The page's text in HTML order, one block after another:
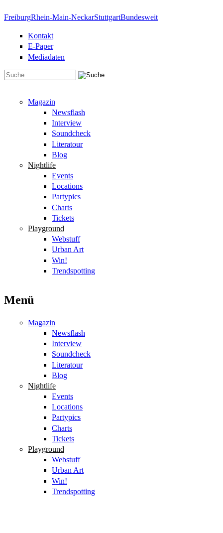
FreiburgRhein-Main-NeckarStuttgartBundesweit
Kontakt
E-Paper
Mediadaten
Magazin
Newsflash
Interview
Soundcheck
Literatour
Blog
Nightlife
Events
Locations
Partypics
Charts
Tickets
Playground
Webstuff
Urban Art
Win!
Trendspotting
Menü
Magazin
Newsflash
Interview
Soundcheck
Literatour
Blog
Nightlife
Events
Locations
Partypics
Charts
Tickets
Playground
Webstuff
Urban Art
Win!
Trendspotting